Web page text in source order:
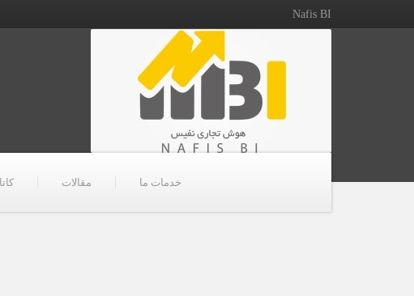
Nafis BI
خدمات ما مقالات